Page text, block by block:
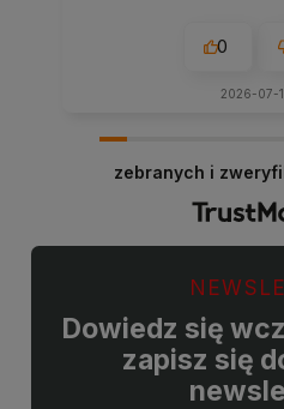
0
2026-07-
zebranych i
Dowiedz się
zapisz się